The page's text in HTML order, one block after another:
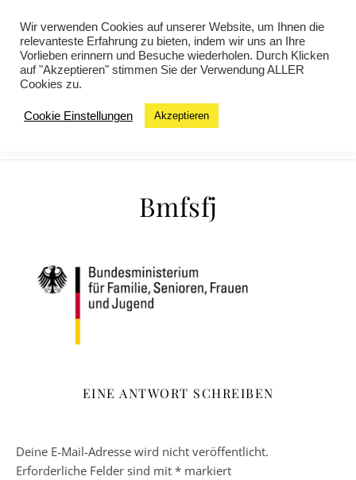
Bmfsfj
EINE ANTWORT SCHREIBEN
Deine E-Mail-Adresse wird nicht veröffentlicht.
Erforderliche Felder sind mit * markiert
Wir verwenden Cookies auf unserer Website, um Ihnen die
relevanteste Erfahrung zu bieten, indem wir uns an Ihre
Vorlieben erinnern und Besuche wiederholen. Durch Klicken
auf "Akzeptieren" stimmen Sie der Verwendung ALLER
Cookies zu.
Cookie Einstellungen Akzeptieren